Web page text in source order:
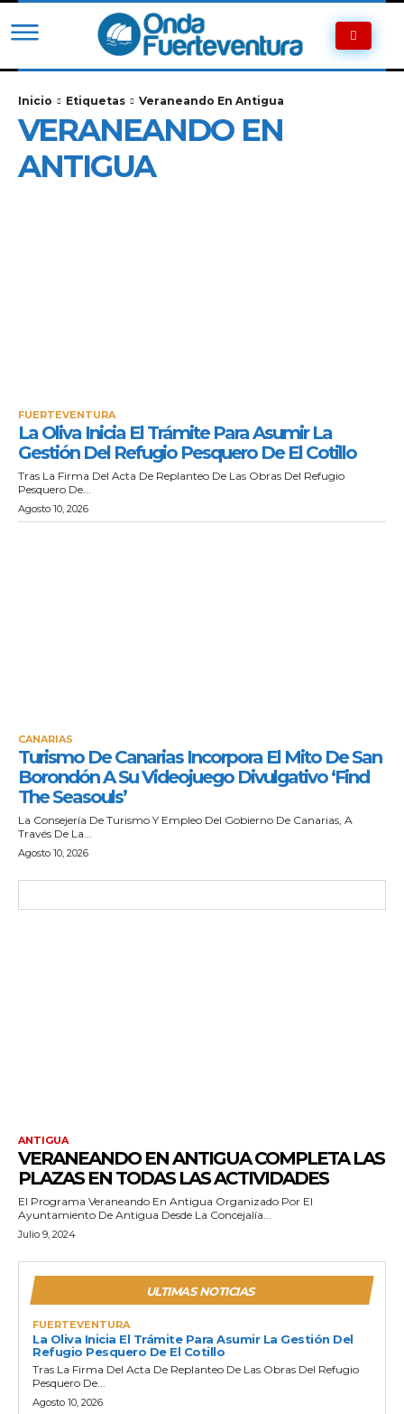
Inicio Etiquetas Veraneando En Antigua
VERANEANDO EN
ANTIGUA
FUERTEVENTURA
La Oliva Inicia El Trámite Para Asumir La
Gestión Del Refugio Pesquero De El Cotillo
Tras La Firma Del Acta De Replanteo De Las Obras Del Refugio
Pesquero De...
Agosto 10, 2026
CANARIAS
Turismo De Canarias Incorpora El Mito De San
Borondón A Su Videojuego Divulgativo ‘Find
The Seasouls’
La Consejería De Turismo Y Empleo Del Gobierno De Canarias, A
Través De La...
Agosto 10, 2026
ANTIGUA
VERANEANDO EN ANTIGUA COMPLETA LAS
PLAZAS EN TODAS LAS ACTIVIDADES
El Programa Veraneando En Antigua Organizado Por El
Ayuntamiento De Antigua Desde La Concejalía...
Julio 9, 2024
ULTIMAS NOTICIAS
FUERTEVENTURA
La Oliva Inicia El Trámite Para Asumir La Gestión Del
Refugio Pesquero De El Cotillo
Tras La Firma Del Acta De Replanteo De Las Obras Del Refugio
Pesquero De...
Agosto 10, 2026